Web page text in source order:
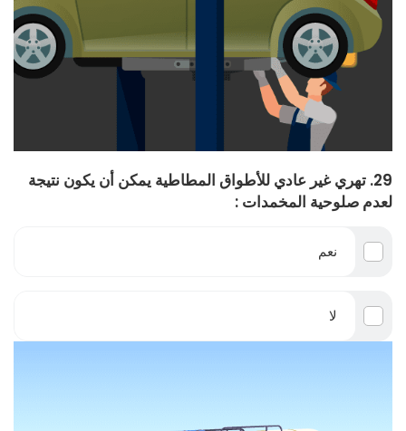
29. تهري غير عادي للأطواق المطاطية يمكن أن يكون نتيجة
لعدم صلوحية المخمدات :
نعم
لا